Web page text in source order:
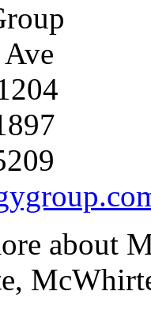
about